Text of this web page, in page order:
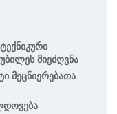
Მიეძღვნა
Მეცნიერებათა